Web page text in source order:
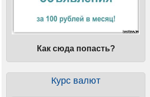
Как сюда попасть?
Курс валют